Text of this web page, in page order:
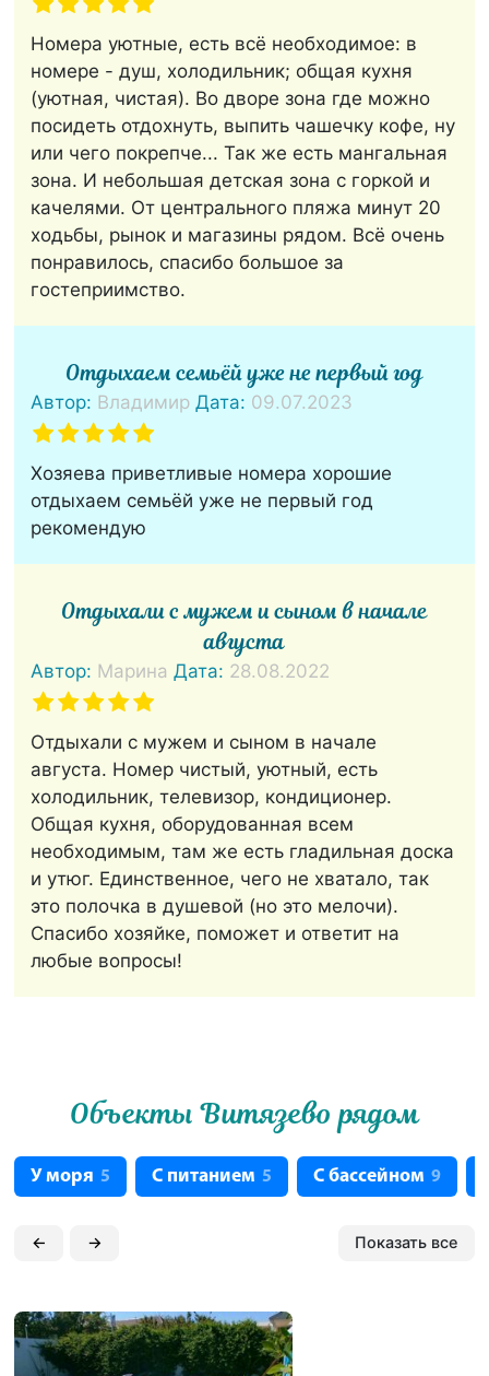
Номера уютные, есть всё необходимое: в
номере - душ, холодильник; общая кухня
(уютная, чистая). Во дворе зона где можно
посидеть отдохнуть, выпить чашечку кофе, ну
или чего покрепче... Так же есть мангальная
зона. И небольшая детская зона с горкой и
качелями. От центрального пляжа минут 20
ходьбы, рынок и магазины рядом. Всё очень
понравилось, спасибо большое за
гостеприимство.
Отдыхаем семьёй уже не первый год
Автор: Владимир Дата: 09.07.2023
Хозяева приветливые номера хорошие
отдыхаем семьёй уже не первый год
рекомендую
Отдыхали с мужем и сыном в начале
августа
Автор: Марина Дата: 28.08.2022
Отдыхали с мужем и сыном в начале
августа. Номер чистый, уютный, есть
холодильник, телевизор, кондиционер.
Общая кухня, оборудованная всем
необходимым, там же есть гладильная доска
и утюг. Единственное, чего не хватало, так
это полочка в душевой (но это мелочи).
Спасибо хозяйке, поможет и ответит на
любые вопросы!
Объекты Витязево рядом
У моря 5 С питанием 5 С бассейном 9
← → Показать все